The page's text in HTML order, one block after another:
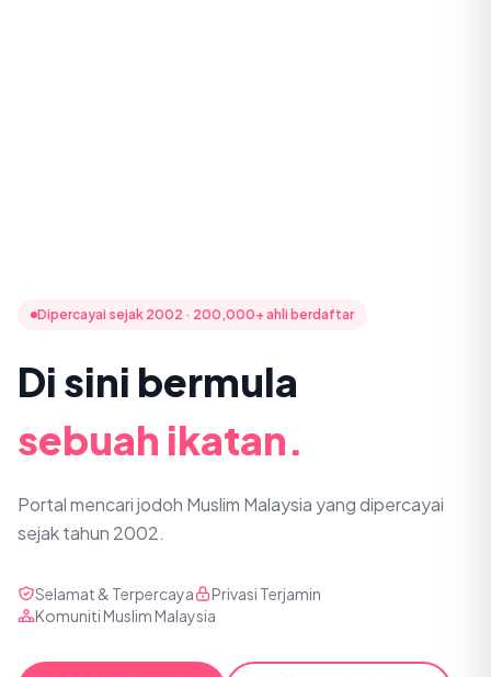
Dipercayai sejak 2002 · 200,000+ ahli berdaftar
Di sini bermula
sebuah ikatan.
Portal mencari jodoh Muslim Malaysia yang dipercayai
sejak tahun 2002.
Selamat & Terpercaya
Privasi Terjamin
Komuniti Muslim Malaysia